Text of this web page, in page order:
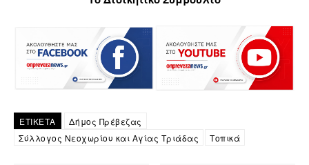
ΕΤΙΚΕΤΑ
Δήμος Πρέβεζας
Σύλλογος Νεοχωρίου και Αγίας Τριάδας
Τοπικά